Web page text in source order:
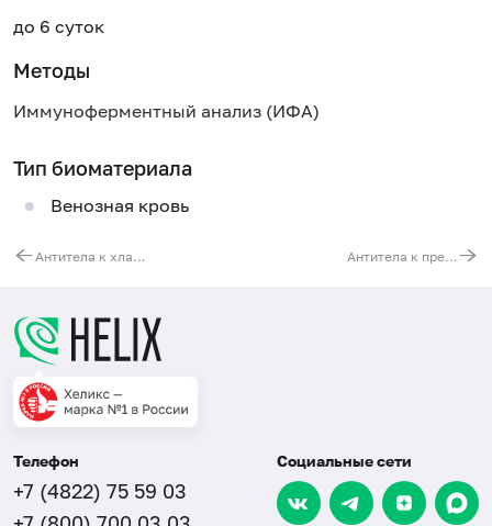
до 6 суток
Методы
Иммуноферментный анализ (ИФА)
Тип биоматериала
Венозная кровь
Антитела к хламидии трахоматис (Chlamydia trachomatis, IgG) Антитела к предраннему белку цитомегаловируса (CMV IEA, IgM/IgG)
Телефон
+7 (4822) 75 59 03
Социальные сети